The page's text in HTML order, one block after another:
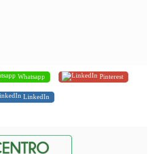
Whatsapp Pinterest
LinkedIn